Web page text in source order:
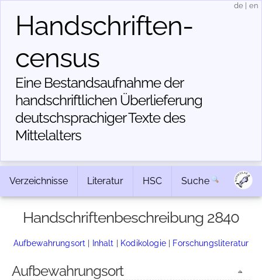
Handschriften­
census
Eine Bestandsaufnahme der
handschriftlichen Über­lieferung
deutschsprachiger Texte des
Mittelalters
de en
Verzeichnisse Literatur HSC Suche
Handschriftenbeschreibung 2840
Aufbewahrungsort | Inhalt | Kodikologie| Forschungsliteratur
Aufbewahrungsort